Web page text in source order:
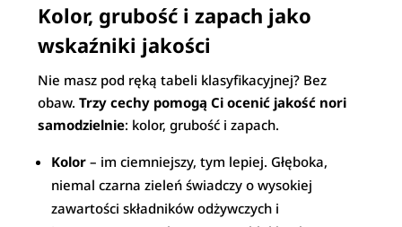
Kolor, grubość i zapach jako
wskaźniki jakości
Nie masz pod ręką tabeli klasyfikacyjnej? Bez
obaw.Trzy cechy pomogą Ci ocenić jakość nori
samodzielnie: kolor, grubość i zapach.
Kolor – im ciemniejszy, tym lepiej. Głęboka,
niemal czarna zieleń świadczy o wysokiej
zawartości składników odżywczych i